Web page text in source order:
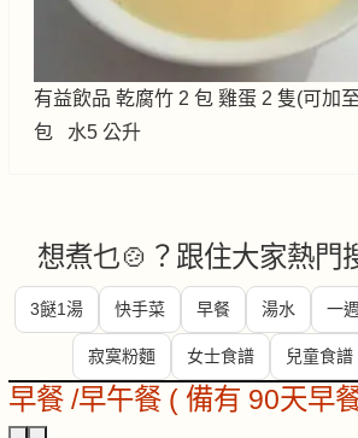
有益飲品 乾腐竹 2 包 雞蛋 2 隻(可加
包 水5 公升
想煮乜🍲？跟住大家熱門
3餸1湯 快手菜 早餐 湯水 一
寂寞粉麵 女士食譜 兒童食譜
早餐 /早午餐 ( 備有 90天早